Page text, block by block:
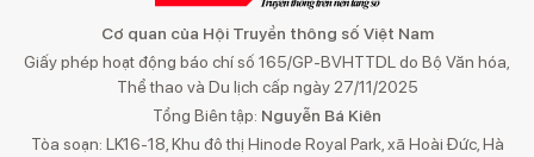
Cơ quan của Hội Truyền thông số Việt Nam
Giấy phép hoạt động báo chí số 165/GP-BVHTTDL do Bộ Văn hóa,
Thể thao và Du lịch cấp ngày 27/11/2025
Tổng Biên tập: Nguyễn Bá Kiên
Tòa soạn: LK16-18, Khu đô thị Hinode Royal Park, xã Hoài Đức, Hà